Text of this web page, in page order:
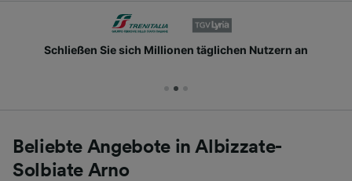
Schließen Sie sich Millionen täglichen Nutzern an
Beliebte Angebote in Albizzate-
Solbiate Arno